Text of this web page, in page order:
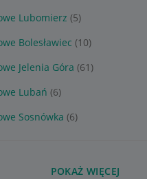
Lubomierz (5)
Bolesławiec (10)
Jelenia Góra (61)
Lubań (6)
Sosnówka (6)
POKAŻ WIĘCEJ